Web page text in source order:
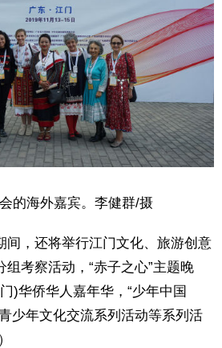
海外嘉宾。李健群/摄
，还将举行江门文化、旅游创意
考察活动，“赤子之心”主题晚
)华侨华人嘉年华，“少年中国
少年文化交流系列活动等系列活